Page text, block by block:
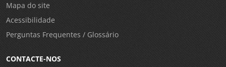
Mapa do site
Acessibilidade
Perguntas Frequentes / Glossário
CONTACTE-NOS